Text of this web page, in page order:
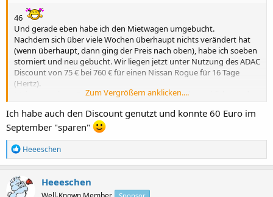
46
Und gerade eben habe ich den Mietwagen umgebucht.
Nachdem sich über viele Wochen überhaupt nichts verändert hat
(wenn überhaupt, dann ging der Preis nach oben), habe ich soeben
storniert und neu gebucht. Wir liegen jetzt unter Nutzung des ADAC
Discount von 75 € bei 760 € für einen Nissan Rogue für 16 Tage
(Hertz).
Meine stornierte Buchung war nahe 900 € (zwischenzeitlich war der
Zum Vergrößern anklicken....
Ich habe auch den Discount genutzt und konnte 60 Euro im
September "sparen"
R
e
a
t
Heeeschen
Heeeschen